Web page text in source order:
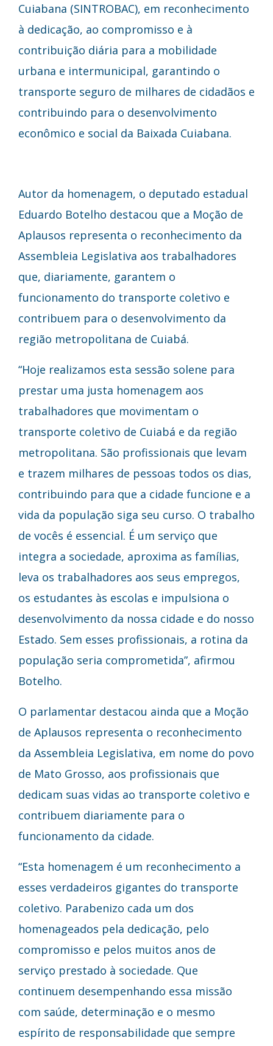
Cuiabana (SINTROBAC), em reconhecimento
à dedicação, ao compromisso e à
contribuição diária para a mobilidade
urbana e intermunicipal, garantindo o
transporte seguro de milhares de cidadãos e
contribuindo para o desenvolvimento
econômico e social da Baixada Cuiabana.
Autor da homenagem, o deputado estadual
Eduardo Botelho destacou que a Moção de
Aplausos representa o reconhecimento da
Assembleia Legislativa aos trabalhadores
que, diariamente, garantem o
funcionamento do transporte coletivo e
contribuem para o desenvolvimento da
região metropolitana de Cuiabá.
“Hoje realizamos esta sessão solene para
prestar uma justa homenagem aos
trabalhadores que movimentam o
transporte coletivo de Cuiabá e da região
metropolitana. São profissionais que levam
e trazem milhares de pessoas todos os dias,
contribuindo para que a cidade funcione e a
vida da população siga seu curso. O trabalho
de vocês é essencial. É um serviço que
integra a sociedade, aproxima as famílias,
leva os trabalhadores aos seus empregos,
os estudantes às escolas e impulsiona o
desenvolvimento da nossa cidade e do nosso
Estado. Sem esses profissionais, a rotina da
população seria comprometida”, afirmou
Botelho.
O parlamentar destacou ainda que a Moção
de Aplausos representa o reconhecimento
da Assembleia Legislativa, em nome do povo
de Mato Grosso, aos profissionais que
dedicam suas vidas ao transporte coletivo e
contribuem diariamente para o
funcionamento da cidade.
“Esta homenagem é um reconhecimento a
esses verdadeiros gigantes do transporte
coletivo. Parabenizo cada um dos
homenageados pela dedicação, pelo
compromisso e pelos muitos anos de
serviço prestado à sociedade. Que
continuem desempenhando essa missão
com saúde, determinação e o mesmo
espírito de responsabilidade que sempre